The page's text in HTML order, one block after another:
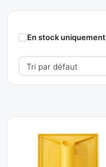
Taloches
En stock uniquement